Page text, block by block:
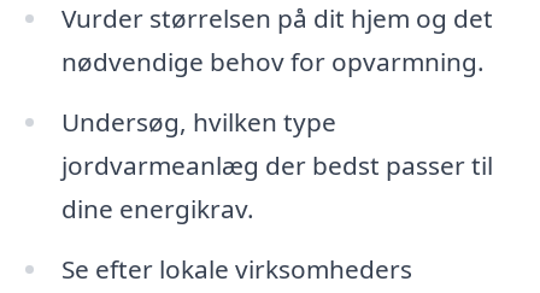
Vurder størrelsen på dit hjem og det
nødvendige behov for opvarmning.
Undersøg, hvilken type
jordvarmeanlæg der bedst passer til
dine energikrav.
Se efter lokale virksomheders